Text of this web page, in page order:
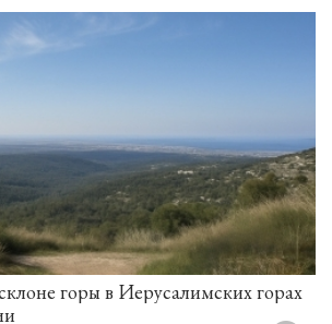
горы в Иерусалимских горах